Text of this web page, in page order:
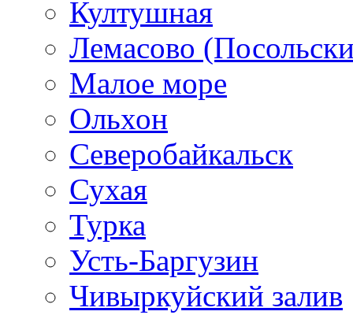
Култушная
Лемасово
Малое море
Ольхон
Северобайкальск
Сухая
Турка
Усть-Баргузин
Чивыркуйский залив